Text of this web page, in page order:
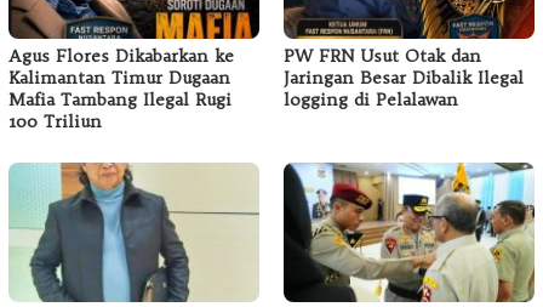
Agus Flores Dikabarkan ke
Kalimantan Timur Dugaan
Mafia Tambang Ilegal Rugi
100 Triliun
PW FRN Usut Otak dan
Jaringan Besar Dibalik Ilegal
logging di Pelalawan